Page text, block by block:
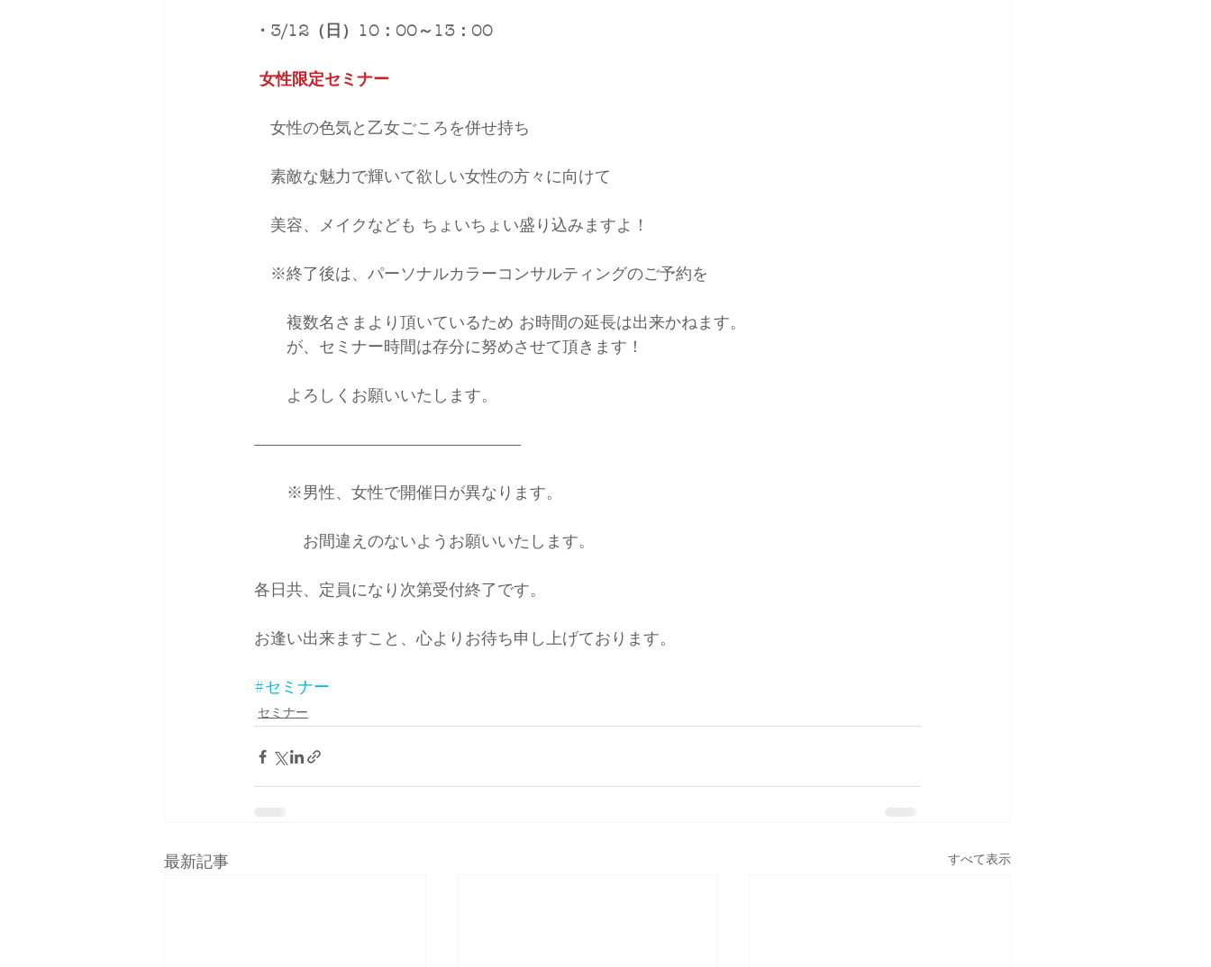
・3/12（日）10：00～13：00
女性限定セミナー
女性の色気と乙女ごころを併せ持ち
素敵な魅力で輝いて欲しい女性の方々に向けて
美容、メイクなども ちょいちょい盛り込みますよ！
※終了後は、パーソナルカラーコンサルティングのご予約を
複数名さまより頂いているため お時間の延長は出来かねます。
が、セミナー時間は存分に努めさせて頂きます！
よろしくお願いいたします。
--------------------------------------------------------------------------
※男性、女性で開催日が異なります。
お間違えのないようお願いいたします。
各日共、定員になり次第受付終了です。
お逢い出来ますこと、心よりお待ち申し上げております。
#セミナー
セミナー
最新記事 すべて表示